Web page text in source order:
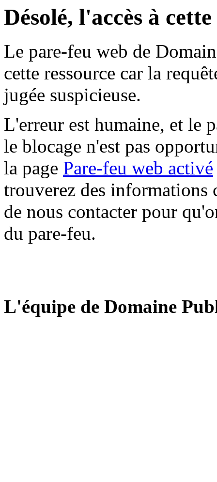
Désolé, l'accès à
Le pare-feu web de
cette ressource car la
jugée suspicieuse.
L'erreur est humaine, et le
le blocage n'est pas
la page Pare-feu web activé
trouverez des informations
de nous contacter pour
du pare-feu.
L'équipe de Domaine